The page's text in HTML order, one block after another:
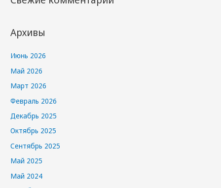
Архивы
Июнь 2026
Май 2026
Март 2026
Февраль 2026
Декабрь 2025
Октябрь 2025
Сентябрь 2025
Май 2025
Май 2024